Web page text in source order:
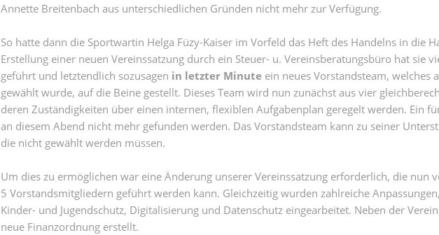
Annette Breitenbach aus unterschiedlichen Gründen nicht mehr zur Verfügung.
So hatte dann die Sportwartin Helga Füzy-Kaiser im Vorfeld das Heft des Handelns in die
Erstellung einer neuen Vereinssatzung durch ein Steuer- u. Vereinsberatungsbüro hat sie
geführt und letztendlich sozusagen in letzter Minute ein neues Vorstandsteam, welches
gewählt wurde, auf die Beine gestellt. Dieses Team wird nun zunächst aus vier
deren Zuständigkeiten über einen internen, flexiblen Aufgabenplan geregelt werden. Ein
an diesem Abend nicht mehr gefunden werden. Das Vorstandsteam kann zu seiner
die nicht gewählt werden müssen.
Um dies zu ermöglichen war eine Änderung unserer Vereinssatzung erforderlich, die nun
5 Vorstandsmitgliedern geführt werden kann. Gleichzeitig wurden zahlreiche
Kinder- und Jugendschutz, Digitalisierung und Datenschutz eingearbeitet. Neben der
neue Finanzordnung erstellt.